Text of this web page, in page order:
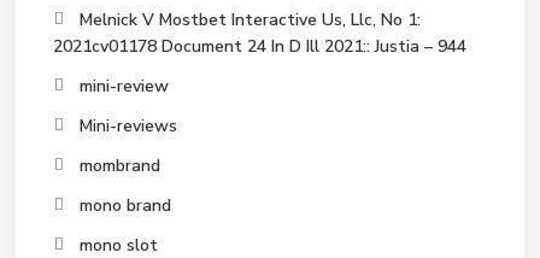
Melnick V Mostbet Interactive Us, Llc, No 1:
2021cv01178 Document 24 In D Ill 2021:: Justia – 944
mini-review
Mini-reviews
mombrand
mono brand
mono slot